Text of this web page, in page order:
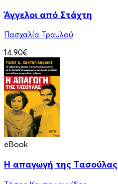
Άγγελοι από Στάχτη
Πασχαλία Τραυλού
14.90€
eBook
Η απαγωγή της Τασούλας